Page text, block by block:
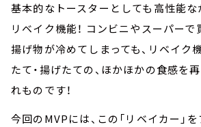
基本的なトースターとしても高性能な
リベイク機能！ コンビニやスーパー
揚げ物が冷めてしまっても、リベイク
たて・揚げたての、ほかほかの食感を
れものです！
今回のMVPには、この「リベイカー」